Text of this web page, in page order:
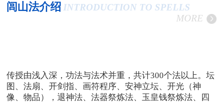
闾山法介绍 INTRODUCTION TO SPELLS
MORE
传授由浅入深，功法与法术并重，共计300个法以上。坛
图、法扇、开剑指、画符程序、安神立坛、开光（神
像、物品），退神法、法器祭炼法、玉皇钱祭炼法、四